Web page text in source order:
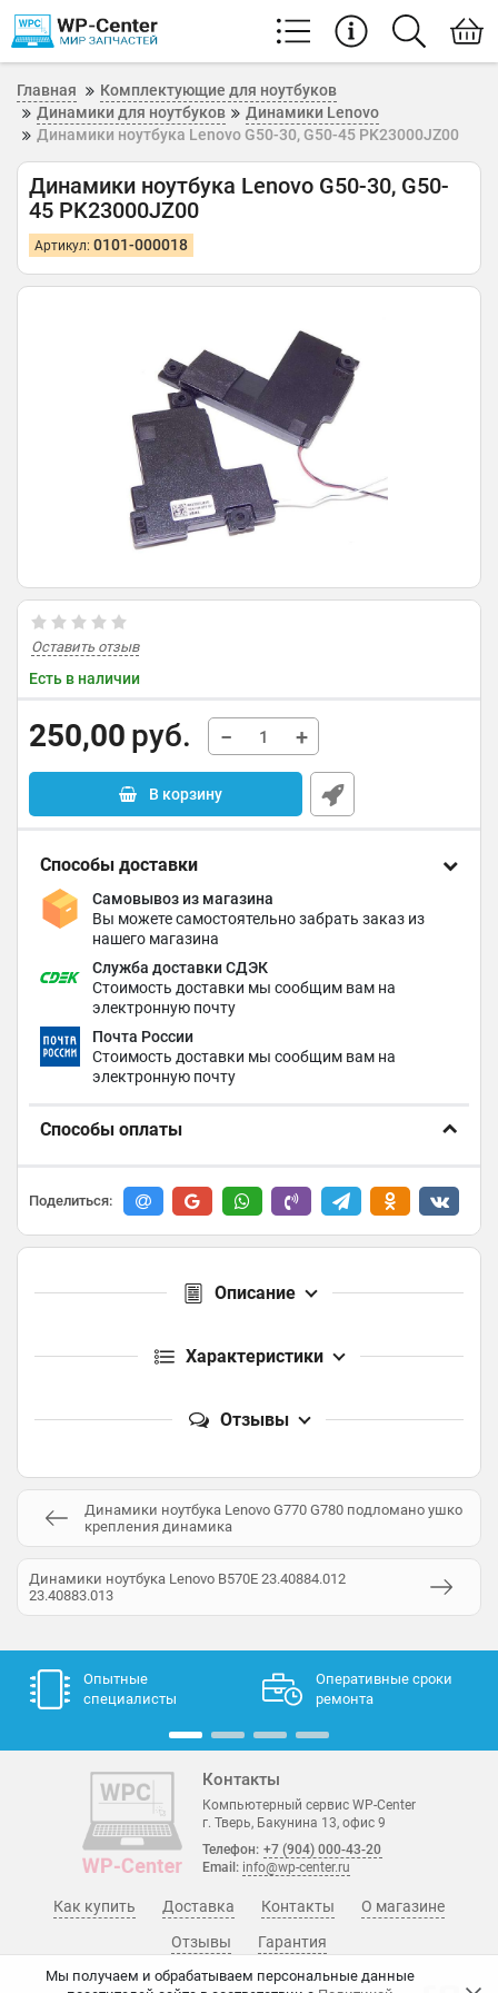
Главная
Комплектующие для ноутбуков
Динамики для ноутбуков
Динамики Lenovo
Динамики ноутбука Lenovo G50-30, G50-45 PK23000JZ00
Динамики ноутбука Lenovo G50-30, G50-
45 PK23000JZ00
Артикул: 0101-000018
Оставить отзыв
Есть в наличии
250,00 руб. − +
В корзину
Способы доставки
Самовывоз из магазина
Вы можете самостоятельно забрать заказ из
нашего магазина
Служба доставки СДЭК
Стоимость доставки мы сообщим вам на
электронную почту
Почта России
Стоимость доставки мы сообщим вам на
электронную почту
Способы оплаты
Поделиться:
Описание
Характеристики
Отзывы
Динамики ноутбука Lenovo G770 G780 подломано ушко
крепления динамика
Динамики ноутбука Lenovo B570E 23.40884.012
23.40883.013
Мы получаем и обрабатываем персональные данные
Опытные
специалисты
Оперативные сроки
ремонта
Контакты
Компьютерный сервис WP-Center
г. Тверь, Бакунина 13, офис 9
Телефон: +7 (904) 000-43-20
Email: info@wp-center.ru
О магазине
Гарантия
Отзывы
Как купить Доставка Контакты